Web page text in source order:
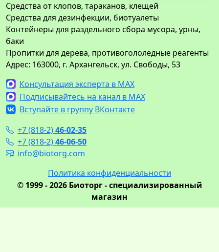
Средства от клопов, тараканов, клещей
Средства для дезинфекции, биотуалеты
Контейнеры для раздельного сбора мусора, урны,
баки
Пропитки для дерева, противогололедные реагенты
Адрес: 163000, г. Архангельск, ул. Свободы, 53
Консультация эксперта в MAX
Подписывайтесь на канал в MAX
Вступайте в группу ВКонтакте
+7 (818-2)46-02-35
+7 (818-2)46-06-50
info@biotorg.com
Политика конфиденциальности
© 1999 - 2026 Биоторг - специализированный
магазин